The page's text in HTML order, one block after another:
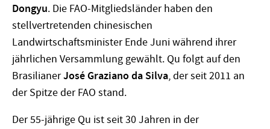
Dongyu. Die FAO-Mitgliedsländer haben den
stellvertretenden chinesischen
Landwirtschaftsminister Ende Juni während ihrer
jährlichen Versammlung gewählt. Qu folgt auf den
BrasilianerJosé Graziano da Silva, der seit 2011 an
der Spitze der FAO stand.
Der 55-jährige Qu ist seit 30 Jahren in der